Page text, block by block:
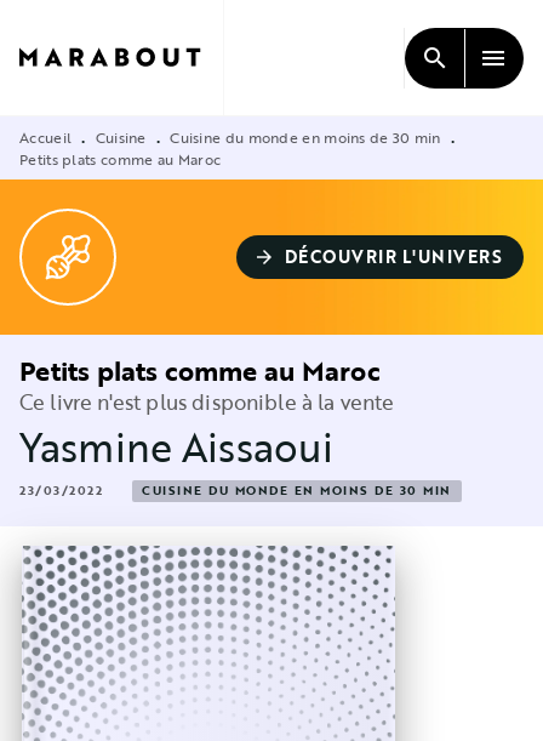
CONTENU
search menu
Accueil • Cuisine • Cuisine du monde en moins de 30 min •
Petits plats comme au Maroc
arrow_forward DÉCOUVRIR L'UNIVERS
Petits plats comme au Maroc
Ce livre n'est plus disponible à la vente
Yasmine Aissaoui
23/03/2022 CUISINE DU MONDE EN MOINS DE 30 MIN